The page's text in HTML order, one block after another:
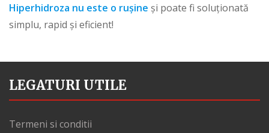
Hiperhidroza nu este o rușine și poate fi soluționată
simplu, rapid și eficient!
LEGATURI UTILE
Termeni si conditii